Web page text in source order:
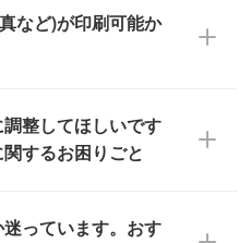
にアップロードし
、お客様と確認し
で、ご安心くださ
レートのご用意が
の『印刷方法・テ
PDF形式ですが、
開いてご利用いた
など)が印刷可能か
像度かどうか、担
いたします。
い。
整してほしいです
するお困りごと
には、担当スタッ
っています。おす